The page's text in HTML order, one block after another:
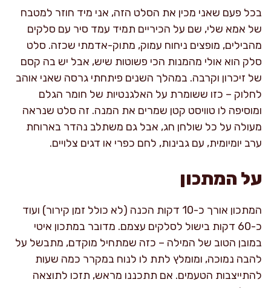
בכל פעם שאני מכין את הסלט הזה, אני מיד חוזר למטבח
של אמא שלי, שם על הכיריים תמיד עמד סיר עם סלקים
מהבילים, מופצים ניחוח עמוק, מתוק-אדמתי שכזה. סלט
סלק הוא אולי מהמנות הכי פשוטות שיש, אבל יש בה קסם
של זיכרון וקרבה. במהלך השנים פיתחתי גרסה שאני אוהב
לחלוק – כזו ששומרת על האלגנטיות של חומר הגלם
ומוסיפה לו טוויסט קטן שמרים את המנה. זה סלט שנראה
מעולה על כל שולחן חג, אבל גם משתלב נהדר בארוחת
ערב יומיומית, עם גבינות, לחם כפרי או דגים צלויים.
על המתכון
המתכון אורך כ-10 דקות הכנה (לא כולל זמן קירור) ועוד
כ-60 דקות בישול לסלקים עצמם. מדובר במתכון איטי
במובן הטוב של המילה – כזה שמתחיל מוקדם, מתבשל על
להבה נמוכה, ומומלץ לתת לו לנוח במקרר כמה שעות
להתייצבות הטעמים. אם תתכננו מראש, תזכו לתוצאה